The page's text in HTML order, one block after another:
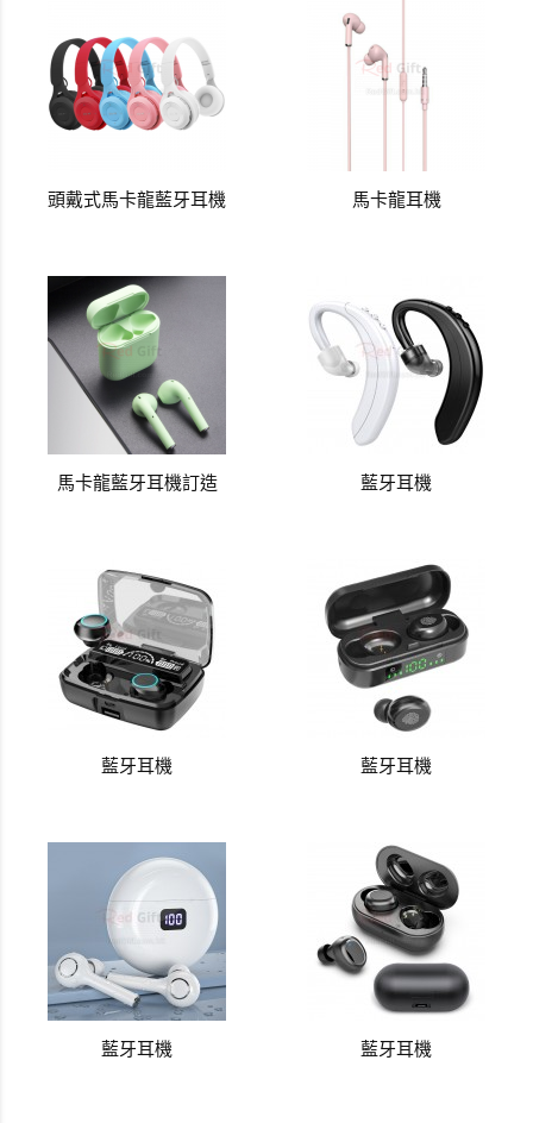
頭戴式馬卡龍藍牙耳機 馬卡龍耳機
馬卡龍藍牙耳機訂造 藍牙耳機
藍牙耳機 藍牙耳機
藍牙耳機 藍牙耳機